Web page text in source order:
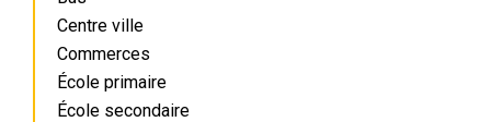
Centre ville
Commerces
École primaire
École secondaire